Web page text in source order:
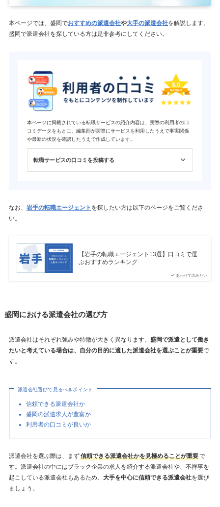
本ページでは、盛岡でおすすめの派遣会社や大手の派遣会社を解説します。
盛岡で派遣会社を探している方は是非参考にしてください。
本ページに掲載されている転職サービスの紹介内容は、実際の利用者の口
コミデータをもとに、編集部が実際にサービスを利用したうえで事実関係
や最新の状況を確認したうえで作成しています。
転職サービスの口コミを投稿する
なお、 岩手の転職エージェント を探したい方は以下のページをご覧くださ
い。
あわせて読みたい
【岩手の転職エージェント13選】口コミで選
ぶおすすめランキング
盛岡における派遣会社の選び方
派遣会社はそれぞれ強みや特徴が大きく異なります。 盛岡で派遣として働き
たいと考えている場合は、自分の目的に適した派遣会社を選ぶことが重要で
す。
派遣会社選びで見るべきポイント
信頼できる派遣会社か
盛岡の派遣求人が豊富か
利用者の口コミが良いか
派遣会社を選ぶ際は、まず信頼できる派遣会社かを見極めることが重要で
す。派遣会社の中にはブラック企業の求人を紹介する派遣会社や、不祥事を
起こしている派遣会社もあるため、 大手を中心に信頼できる派遣会社を選び
ましょう。